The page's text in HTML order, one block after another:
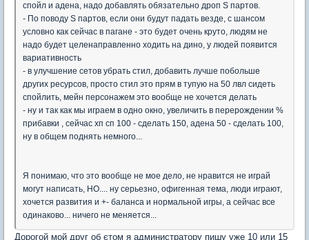
спойл и адена, надо добавлять обязательно дроп S партов.
- По поводу S партов, если они будут падать везде, с шансом
условно как сейчас в пагане - это будет очень круто, людям не
надо будет целенаправленно ходить на дино, у людей появится
вариативность
- в улучшение сетов убрать стил, добавить лучше побольше
других ресурсов, просто стил это прям в тупую на 50 лвл сидеть
спойлить, мейн персонажем это вообще не хочется делать
- ну и так как мы играем в одно окно, увеличить в перерождении %
прибавки , сейчас хп сп 100 - сделать 150, адена 50 - сделать 100,
ну в общем поднять немного...
Я понимаю, что это вообще не мое дело, не нравится не играй
могут написать, НО.... ну серьезно, офигенная тема, люди играют,
хочется развития и +- баланса и нормальной игры, а сейчас все
одинаково... ничего не меняется...
Дорогой мой друг об єтом я администратору пишу уже 10 или 15